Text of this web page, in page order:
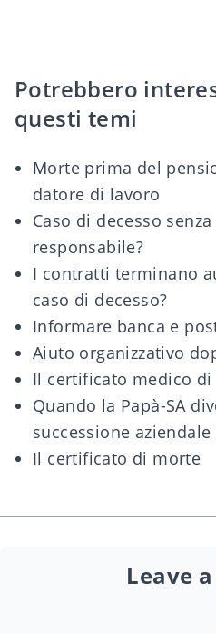
Potrebbero
questi temi
Morte prima del
datore di lavoro
Caso di decesso
responsabile?
I contratti terminano
caso di decesso?
Informare banca e
Aiuto organizzativo
Il certificato medico
Quando la Papà-SA
successione aziendale
Il certificato di morte
Leave